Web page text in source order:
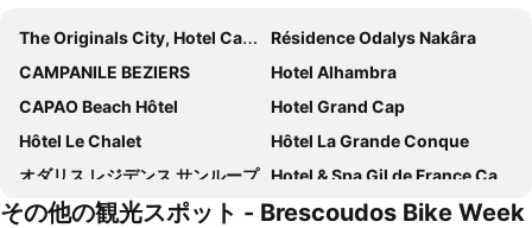
The Originals City, Hotel Cap Maya, Cap d'Agde
Résidence Odalys Nakâra
CAMPANILE BEZIERS
Hotel Alhambra
CAPAO Beach Hôtel
Hotel Grand Cap
Hôtel Le Chalet
Hôtel La Grande Conque
オダリス レジデンス サンループ Hotel & Spa Gil de France Cap d'Agde
ホテル ル リシュモン
Mercure Hotel Golf Cap d'Agde
その他の観光スポット - Brescoudos Bike Week